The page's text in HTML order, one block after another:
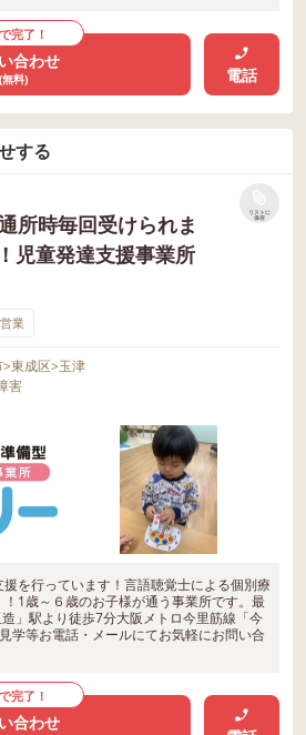
完了！
合わせ
(無料) 電話
する
所時毎回受けられま
児童発達支援事業所
リストに
保存
業
>東成区>玉津
害
を行っています！言語聴覚士による個別療
1歳～６歳のお子様が通う事業所です。最
」駅より徒歩7分大阪メトロ今里筋線「今
学等お電話・メールにてお気軽にお問い合
完了！
合わせ